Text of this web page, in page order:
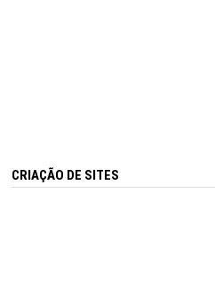
CRIAÇÃO DE SITES